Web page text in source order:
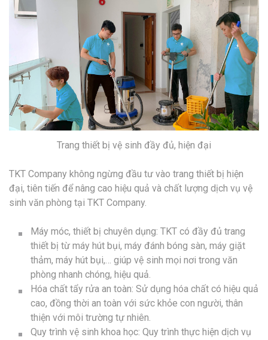
Trang thiết bị vệ sinh đầy đủ, hiện đại
TKT Company không ngừng đầu tư vào trang thiết bị hiện
đại, tiên tiến để nâng cao hiệu quả và chất lượng dịch vụ vệ
sinh văn phòng tại TKT Company.
Máy móc, thiết bị chuyên dụng: TKT có đầy đủ trang
thiết bị từ máy hút bụi, máy đánh bóng sàn, máy giặt
thảm, máy hút bụi,… giúp vệ sinh mọi nơi trong văn
phòng nhanh chóng, hiệu quả.
Hóa chất tẩy rửa an toàn: Sử dụng hóa chất có hiệu quả
cao, đồng thời an toàn với sức khỏe con người, thân
thiện với môi trường tự nhiên.
Quy trình vệ sinh khoa học: Quy trình thực hiện dịch vụ